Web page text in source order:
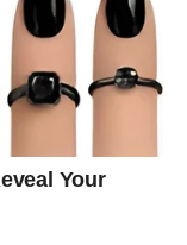
u vašu korist.
, Devica
mučile,
bez potrebe da
kome se snovi